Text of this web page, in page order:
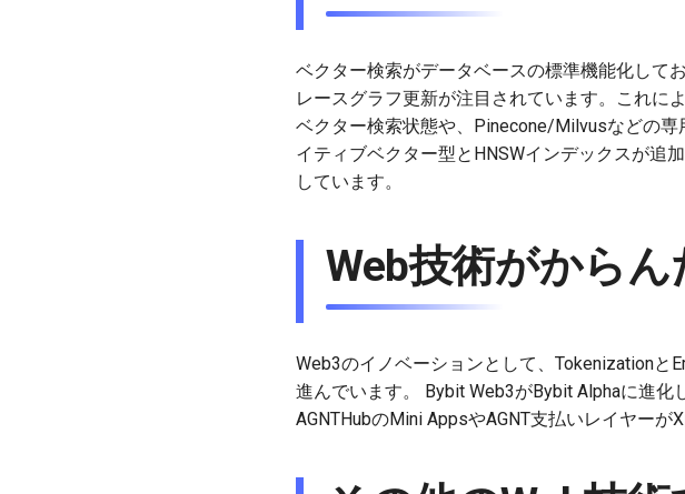
ベクター検索がデータベースの標準機能化して
レースグラフ更新が注目されています。これに
ベクター検索状態や、Pinecone/Milvusなどの
イティブベクター型とHNSWインデックスが追
しています。
Web技術がから
Web3のイノベーションとして、Tokenizationと
進んでいます。 Bybit Web3がBybit Alphaに進化
AGNTHubのMini AppsやAGNT支払いレイヤーが